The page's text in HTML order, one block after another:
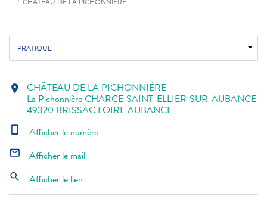
PRATIQUE
location_on CHÂTEAU DE LA PICHONNIÈRE
La Pichonnière CHARCE-SAINT-ELLIER-SUR-AUBANCE
49320 BRISSAC LOIRE AUBANCE
smartphone Afficher le numéro
mail_outline Afficher le mail
search Afficher le lien